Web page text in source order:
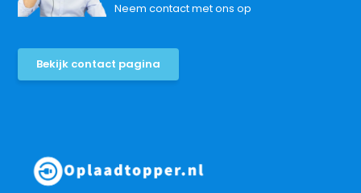
Neem contact met ons op
Bekijk contact pagina